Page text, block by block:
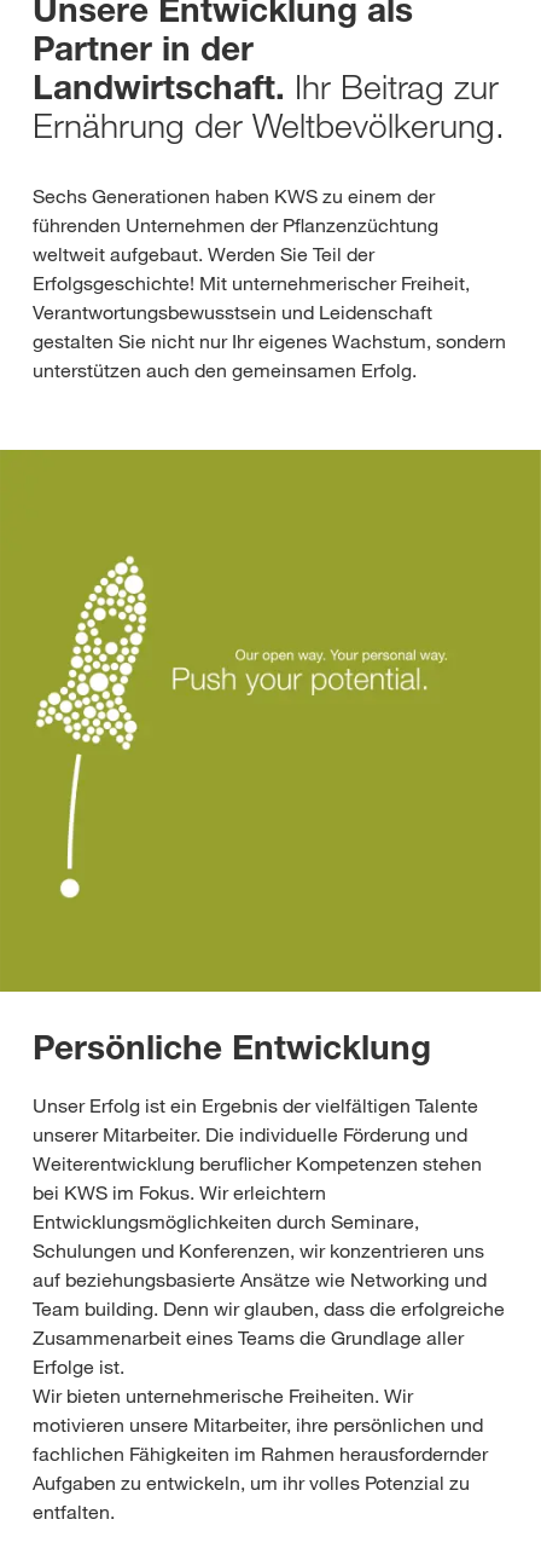
Unsere Entwicklung als
Partner in der
Landwirtschaft. Ihr Beitrag zur
Ernährung der Weltbevölkerung.
Sechs Generationen haben KWS zu einem der
führenden Unternehmen der Pflanzenzüchtung
weltweit aufgebaut. Werden Sie Teil der
Erfolgsgeschichte! Mit unternehmerischer Freiheit,
Verantwortungsbewusstsein und Leidenschaft
gestalten Sie nicht nur Ihr eigenes Wachstum, sondern
unterstützen auch den gemeinsamen Erfolg.
Persönliche Entwicklung
Unser Erfolg ist ein Ergebnis der vielfältigen Talente
unserer Mitarbeiter. Die individuelle Förderung und
Weiterentwicklung beruflicher Kompetenzen stehen
bei KWS im Fokus. Wir erleichtern
Entwicklungsmöglichkeiten durch Seminare,
Schulungen und Konferenzen, wir konzentrieren uns
auf beziehungsbasierte Ansätze wie Networking und
Team building. Denn wir glauben, dass die erfolgreiche
Zusammenarbeit eines Teams die Grundlage aller
Erfolge ist.
Wir bieten unternehmerische Freiheiten. Wir
motivieren unsere Mitarbeiter, ihre persönlichen und
fachlichen Fähigkeiten im Rahmen herausfordernder
Aufgaben zu entwickeln, um ihr volles Potenzial zu
entfalten.